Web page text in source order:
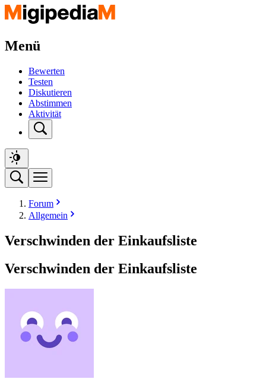
Menü
Bewerten
Testen
Diskutieren
Abstimmen
Aktivität
Forum
Allgemein
Verschwinden der Einkaufsliste
Verschwinden der Einkaufsliste